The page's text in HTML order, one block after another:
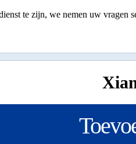
te zijn, we nemen uw vragen